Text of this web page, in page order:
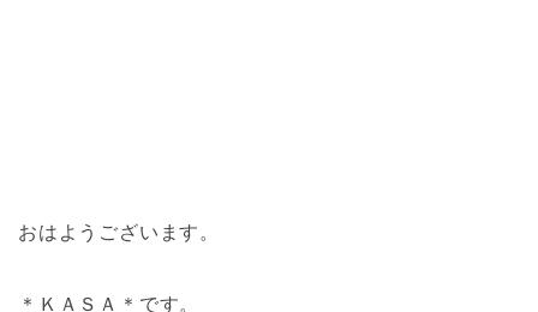
おはようございます。
＊ＫＡＳＡ＊です。